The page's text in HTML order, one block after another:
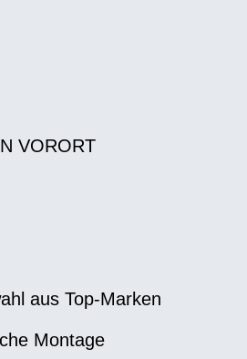
VORORT
aus Top-Marken
Montage